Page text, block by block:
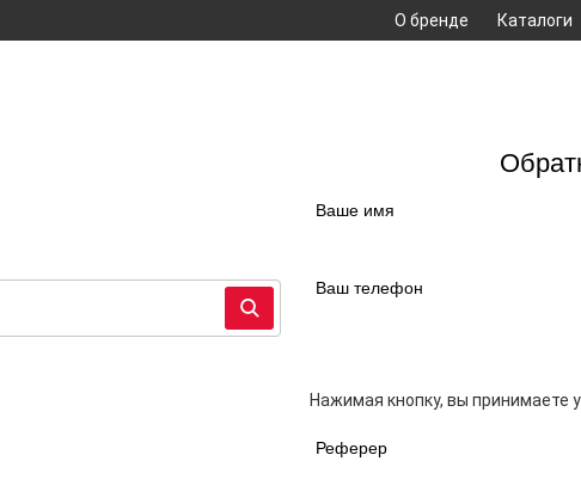
О бренде Каталоги
Ваше имя
Ваш телефон
Нажимая кнопку, вы принимаете
Реферер